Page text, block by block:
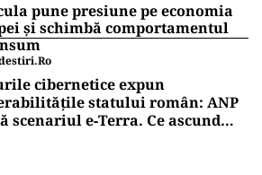
pune presiune pe economia
și schimbă comportamentul
cibernetice expun
statului român: ANP
scenariul e‑Terra. Ce ascund